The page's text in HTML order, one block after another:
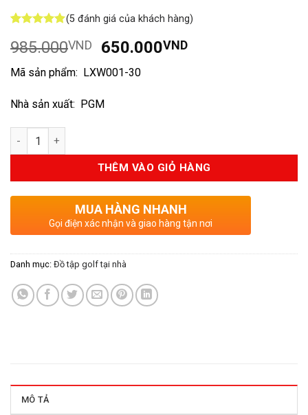
dựa trên
đánh giá
(5đánh giá của khách hàng)
985.000VND
Giá
gốc
là:
985.000VND.
650.000VNDGiá
Mã sản phẩm: LXW001-30
Nhà sản xuất: PGM
Số lượng
THÊM VÀO GIỎ HÀNG
MUA HÀNG NHANH
Gọi điện xác nhận và giao hàng tận nơi
Danh mục: Đồ tập golf tại nhà
MÔ TẢ